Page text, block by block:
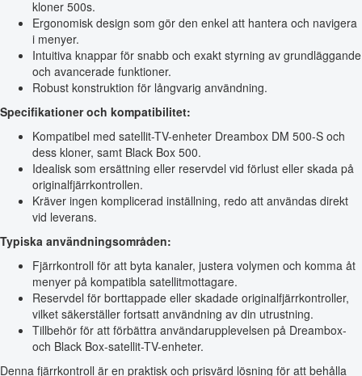
kloner 500s.
Ergonomisk design som gör den enkel att hantera och navigera
i menyer.
Intuitiva knappar för snabb och exakt styrning av grundläggande
och avancerade funktioner.
Robust konstruktion för långvarig användning.
Specifikationer och kompatibilitet:
Kompatibel med satellit-TV-enheter Dreambox DM 500-S och
dess kloner, samt Black Box 500.
Idealisk som ersättning eller reservdel vid förlust eller skada på
originalfjärrkontrollen.
Kräver ingen komplicerad inställning, redo att användas direkt
vid leverans.
Typiska användningsområden:
Fjärrkontroll för att byta kanaler, justera volymen och komma åt
menyer på kompatibla satellitmottagare.
Reservdel för borttappade eller skadade originalfjärrkontroller,
vilket säkerställer fortsatt användning av din utrustning.
Tillbehör för att förbättra användarupplevelsen på Dreambox-
och Black Box-satellit-TV-enheter.
Denna fjärrkontroll är en praktisk och prisvärd lösning för att behålla